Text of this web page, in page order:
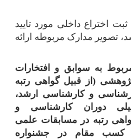
اختراع داخلی مورد تایید
تصویر مدارک مربوطه ارائه
به سوابق و افتخارات
(از قبیل گواهی رتبه
و کارشناسی ارشد،
دوران کارشناسی و
رتبه در مسابقات علمی
و کسب مقام در جشنواره